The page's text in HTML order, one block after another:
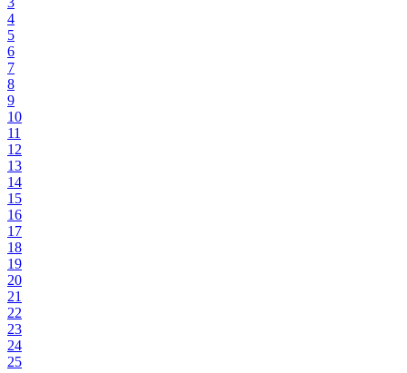
4
5
6
7
8
9
10
11
12
13
14
15
16
17
18
19
20
21
22
23
24
25